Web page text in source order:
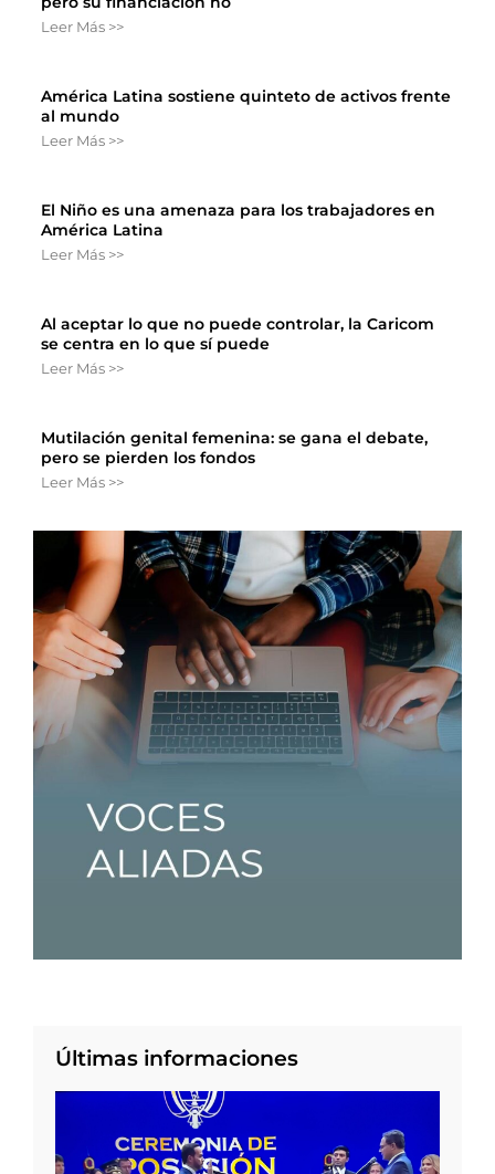
Leer Más >>
América Latina sostiene quinteto de activos frente
al mundo
Leer Más >>
El Niño es una amenaza para los trabajadores en
América Latina
Leer Más >>
Al aceptar lo que no puede controlar, la Caricom
se centra en lo que sí puede
Leer Más >>
Mutilación genital femenina: se gana el debate,
pero se pierden los fondos
Leer Más >>
Últimas informaciones